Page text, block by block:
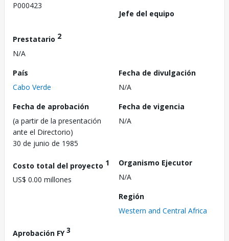
P000423
Jefe del equipo
Prestatario 2
N/A
País
Cabo Verde
Fecha de divulgación
N/A
Fecha de aprobación
(a partir de la presentación
ante el Directorio)
30 de junio de 1985
Fecha de vigencia
N/A
Costo total del proyecto 1
US$ 0.00 millones
Organismo Ejecutor
N/A
Región
Western and Central Africa
Aprobación FY3